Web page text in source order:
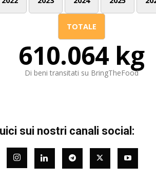
TOTALE
610.064 kg
Di beni transitati su BringTheFood
sui nostri canali social: